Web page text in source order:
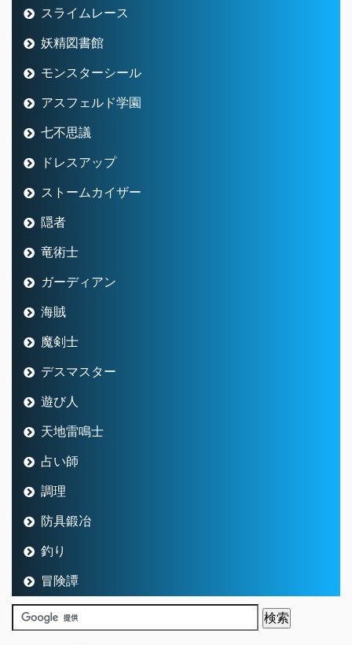
スライムレース
妖精図書館
モンスターシール
アスフェルド学園
七不思議
ドレスアップ
ストームカイザー
隠者
竜術士
ガーディアン
海賊
魔剣士
デスマスター
遊び人
天地雷鳴士
占い師
調理
防具鍛冶
釣り
冒険譚